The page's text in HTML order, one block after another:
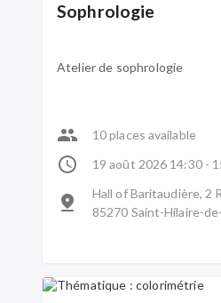
Sophrologie
Atelier de sophrologie
10 places available
19 août 2026 14:30 -
Hall of Baritaudière, 2
85270 Saint-Hilaire-